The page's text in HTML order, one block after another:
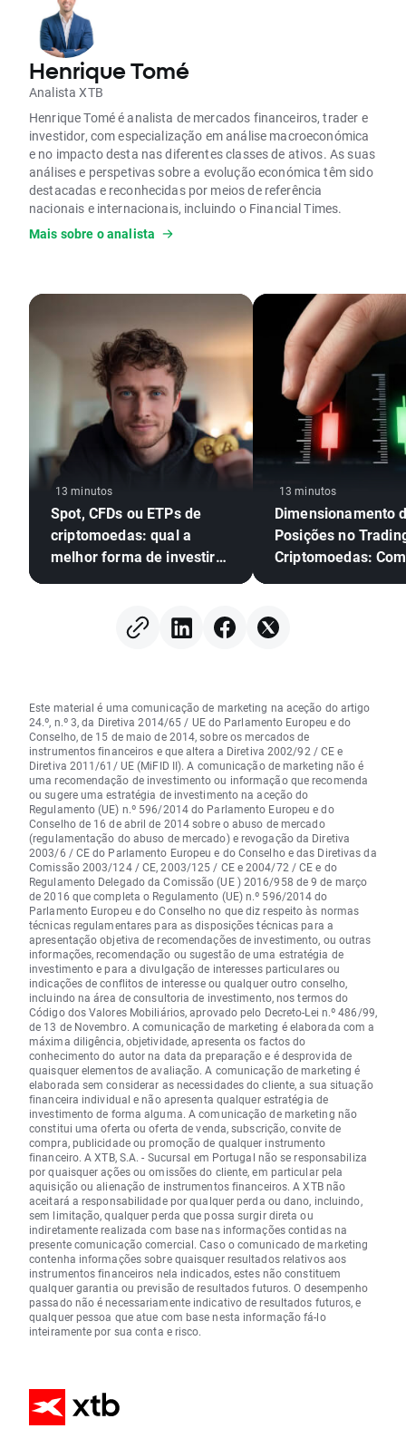
Henrique Tomé
Analista XTB
Henrique Tomé é analista de mercados financeiros, trader e
investidor, com especialização em análise macroeconómica
e no impacto desta nas diferentes classes de ativos. As suas
análises e perspetivas sobre a evolução económica têm sido
destacadas e reconhecidas por meios de referência
nacionais e internacionais, incluindo o Financial Times.
É formado em Finanças e Contabilidade e possui uma pós-
Mais sobre o analista
13 minutos
Spot, CFDs ou ETPs de
criptomoedas: qual a
melhor forma de investir
13 minutos
Dimensionamento
Posições no
Criptomoedas:
Este material é uma comunicação de marketing na aceção do artigo
24.º, n.º 3, da Diretiva 2014/65 / UE do Parlamento Europeu e do
Conselho, de 15 de maio de 2014, sobre os mercados de
instrumentos financeiros e que altera a Diretiva 2002/92 / CE e
Diretiva 2011/61/ UE (MiFID II). A comunicação de marketing não é
uma recomendação de investimento ou informação que recomenda
ou sugere uma estratégia de investimento na aceção do
Regulamento (UE) n.º 596/2014 do Parlamento Europeu e do
Conselho de 16 de abril de 2014 sobre o abuso de mercado
(regulamentação do abuso de mercado) e revogação da Diretiva
2003/6 / CE do Parlamento Europeu e do Conselho e das Diretivas da
Comissão 2003/124 / CE, 2003/125 / CE e 2004/72 / CE e do
Regulamento Delegado da Comissão (UE ) 2016/958 de 9 de março
de 2016 que completa o Regulamento (UE) n.º 596/2014 do
Parlamento Europeu e do Conselho no que diz respeito às normas
técnicas regulamentares para as disposições técnicas para a
apresentação objetiva de recomendações de investimento, ou outras
informações, recomendação ou sugestão de uma estratégia de
investimento e para a divulgação de interesses particulares ou
indicações de conflitos de interesse ou qualquer outro conselho,
incluindo na área de consultoria de investimento, nos termos do
Código dos Valores Mobiliários, aprovado pelo Decreto-Lei n.º 486/99,
de 13 de Novembro. A comunicação de marketing é elaborada com a
máxima diligência, objetividade, apresenta os factos do
conhecimento do autor na data da preparação e é desprovida de
quaisquer elementos de avaliação. A comunicação de marketing é
elaborada sem considerar as necessidades do cliente, a sua situação
financeira individual e não apresenta qualquer estratégia de
investimento de forma alguma. A comunicação de marketing não
constitui uma oferta ou oferta de venda, subscrição, convite de
compra, publicidade ou promoção de qualquer instrumento
financeiro. A XTB, S.A. - Sucursal em Portugal não se responsabiliza
por quaisquer ações ou omissões do cliente, em particular pela
aquisição ou alienação de instrumentos financeiros. A XTB não
aceitará a responsabilidade por qualquer perda ou dano, incluindo,
sem limitação, qualquer perda que possa surgir direta ou
indiretamente realizada com base nas informações contidas na
presente comunicação comercial. Caso o comunicado de marketing
contenha informações sobre quaisquer resultados relativos aos
instrumentos financeiros nela indicados, estes não constituem
qualquer garantia ou previsão de resultados futuros. O desempenho
passado não é necessariamente indicativo de resultados futuros, e
qualquer pessoa que atue com base nesta informação fá-lo
inteiramente por sua conta e risco.